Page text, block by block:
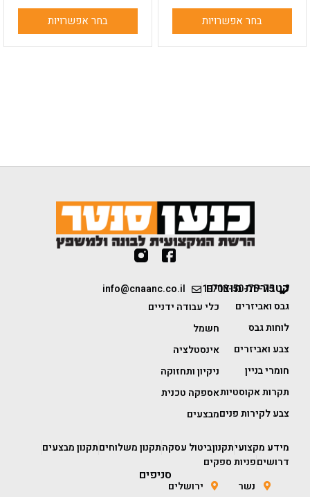
בחר אפשרויות בחר אפשרויות
1-700-50-75-75
info@cnaanc.co.il קטגוריות מוצרים
גבס ואביזרים
לוחות גבס
צבע ואביזרים
חומרי בניין
תקרות אקוסטיות
צבע לקירות פנים
כלי עבודה ידניים
חשמל
אינסטלציה
ניקיון ותחזוקה
אספקה טכנית
מבצעים
מידע מקצועיתקנוןביטול עסקהתקנון משלוחיםתקנון מבצעים
דרושיםפניות ספקים
סניפים
נשר ירושלים